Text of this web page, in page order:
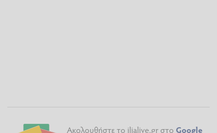
Ακολουθήστε το ilialive.gr στο Google